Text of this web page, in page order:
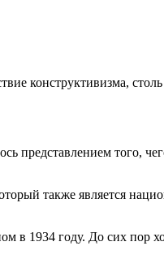
конструктивизма,
представлением того,
также является
в 1934 году. До сих пор